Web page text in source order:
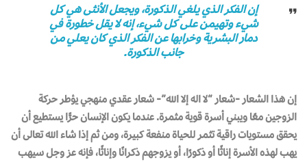
إن الفكر الذي يلغي الذكورة، ويجعل الأنثى هي كل
شيء وتهيمن على كل شيء، إنه لا يقل خطورة في
دمار البشرية وخرابها عن الفكر الذي كان يعلي من
جانب الذكورة.
إن هذا الشعار -شعار “لا اله إلا الله”- شعار عقدي منهجي يؤطر حركة
الزوجين معًا ويبني أسرة قوية مثمرة. عندما يكون الإنسان حرًّا يستطيع أن
يحقق مستويات راقية تثمر للحياة منفعة كبيرة، ومن ثم إذا شاء الله تعالى أن
يهب لهذه الأسرة إناثًا أو ذكورًا، أو يزوجهم ذكرانًا وإناثًا، فإنه عز وجل سيهب